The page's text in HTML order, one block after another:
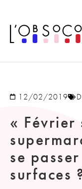
12/02/2019
« Février
se
surfaces